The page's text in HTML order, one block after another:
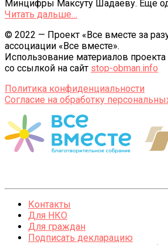
Минцифры Максуту Шадаеву. Еще
Читать дальше…
© 2022 — Проект «Все вместе за
ассоциации «Все вместе».
Использование материалов
со ссылкой на сайт stop-obman.info
Политика конфиденциальности
Согласие на обработку
Контакты
Для НКО
Для граждан
Подписать декларацию